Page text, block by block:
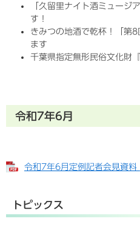
「久留里ナイト酒ミュージ
す！
きみつの地酒で乾杯！「第
ます
千葉県指定無形民俗文化財
令和7年6月
令和7年6月定例記者会見資
トピックス